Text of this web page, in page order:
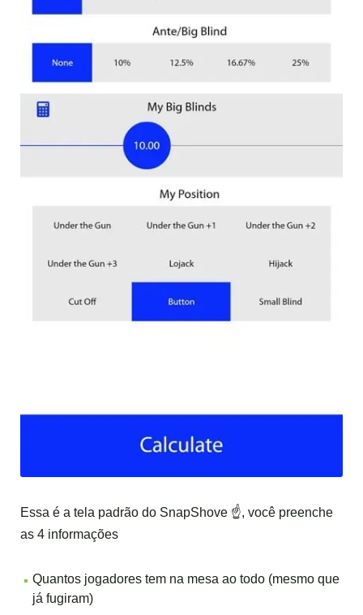
Essa é a tela padrão do SnapShove ☝️, você preenche
as 4 informações
Quantos jogadores tem na mesa ao todo (mesmo que
já fugiram)